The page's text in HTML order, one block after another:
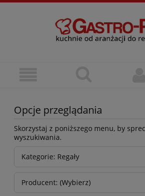
Opcje przeglądania
Skorzystaj z poniższego menu, by
wyszukiwania.
Kategorie: Regały
Producent: (Wybierz)